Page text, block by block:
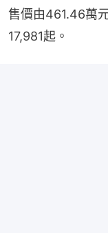
售價由461.46萬
17,981起。